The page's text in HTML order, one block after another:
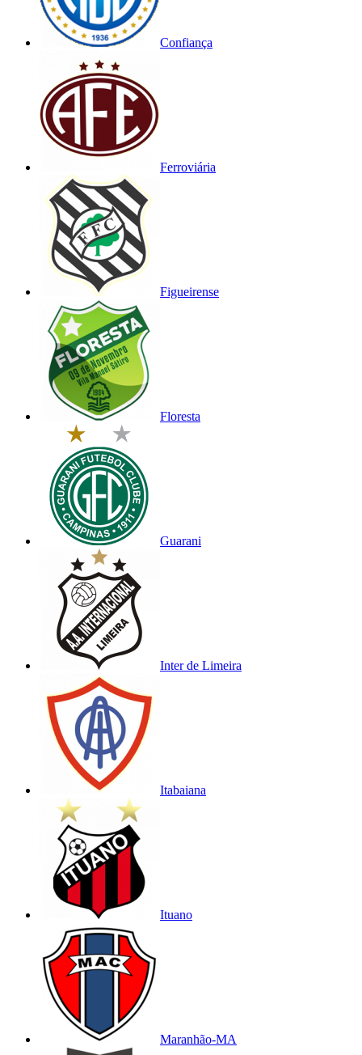
Confiança
Ferroviária
Figueirense
Floresta
Guarani
Inter de Limeira
Itabaiana
Ituano
Maranhão-MA